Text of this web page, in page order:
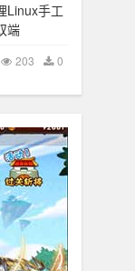
Linux手工
端
0
203